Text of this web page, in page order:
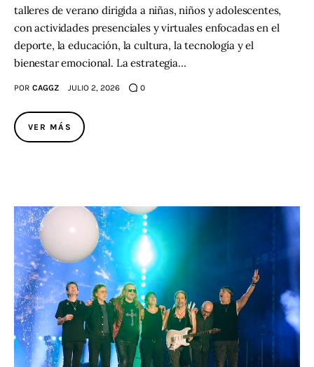
talleres de verano dirigida a niñas, niños y adolescentes,
con actividades presenciales y virtuales enfocadas en el
deporte, la educación, la cultura, la tecnología y el
bienestar emocional. La estrategia…
POR CAGGZ JULIO 2, 2026 0
VER MÁS